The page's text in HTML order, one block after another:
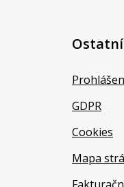
GDPR
Cookies
Mapa